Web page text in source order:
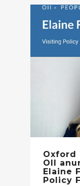
OII
Elaine
Policy